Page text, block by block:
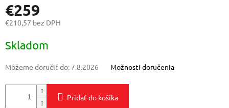
€259
€210,57 bez DPH
cena:
Skladom
Môžeme doručiť do: 7.8.2026 Možnosti doručenia
Pridať do košíka